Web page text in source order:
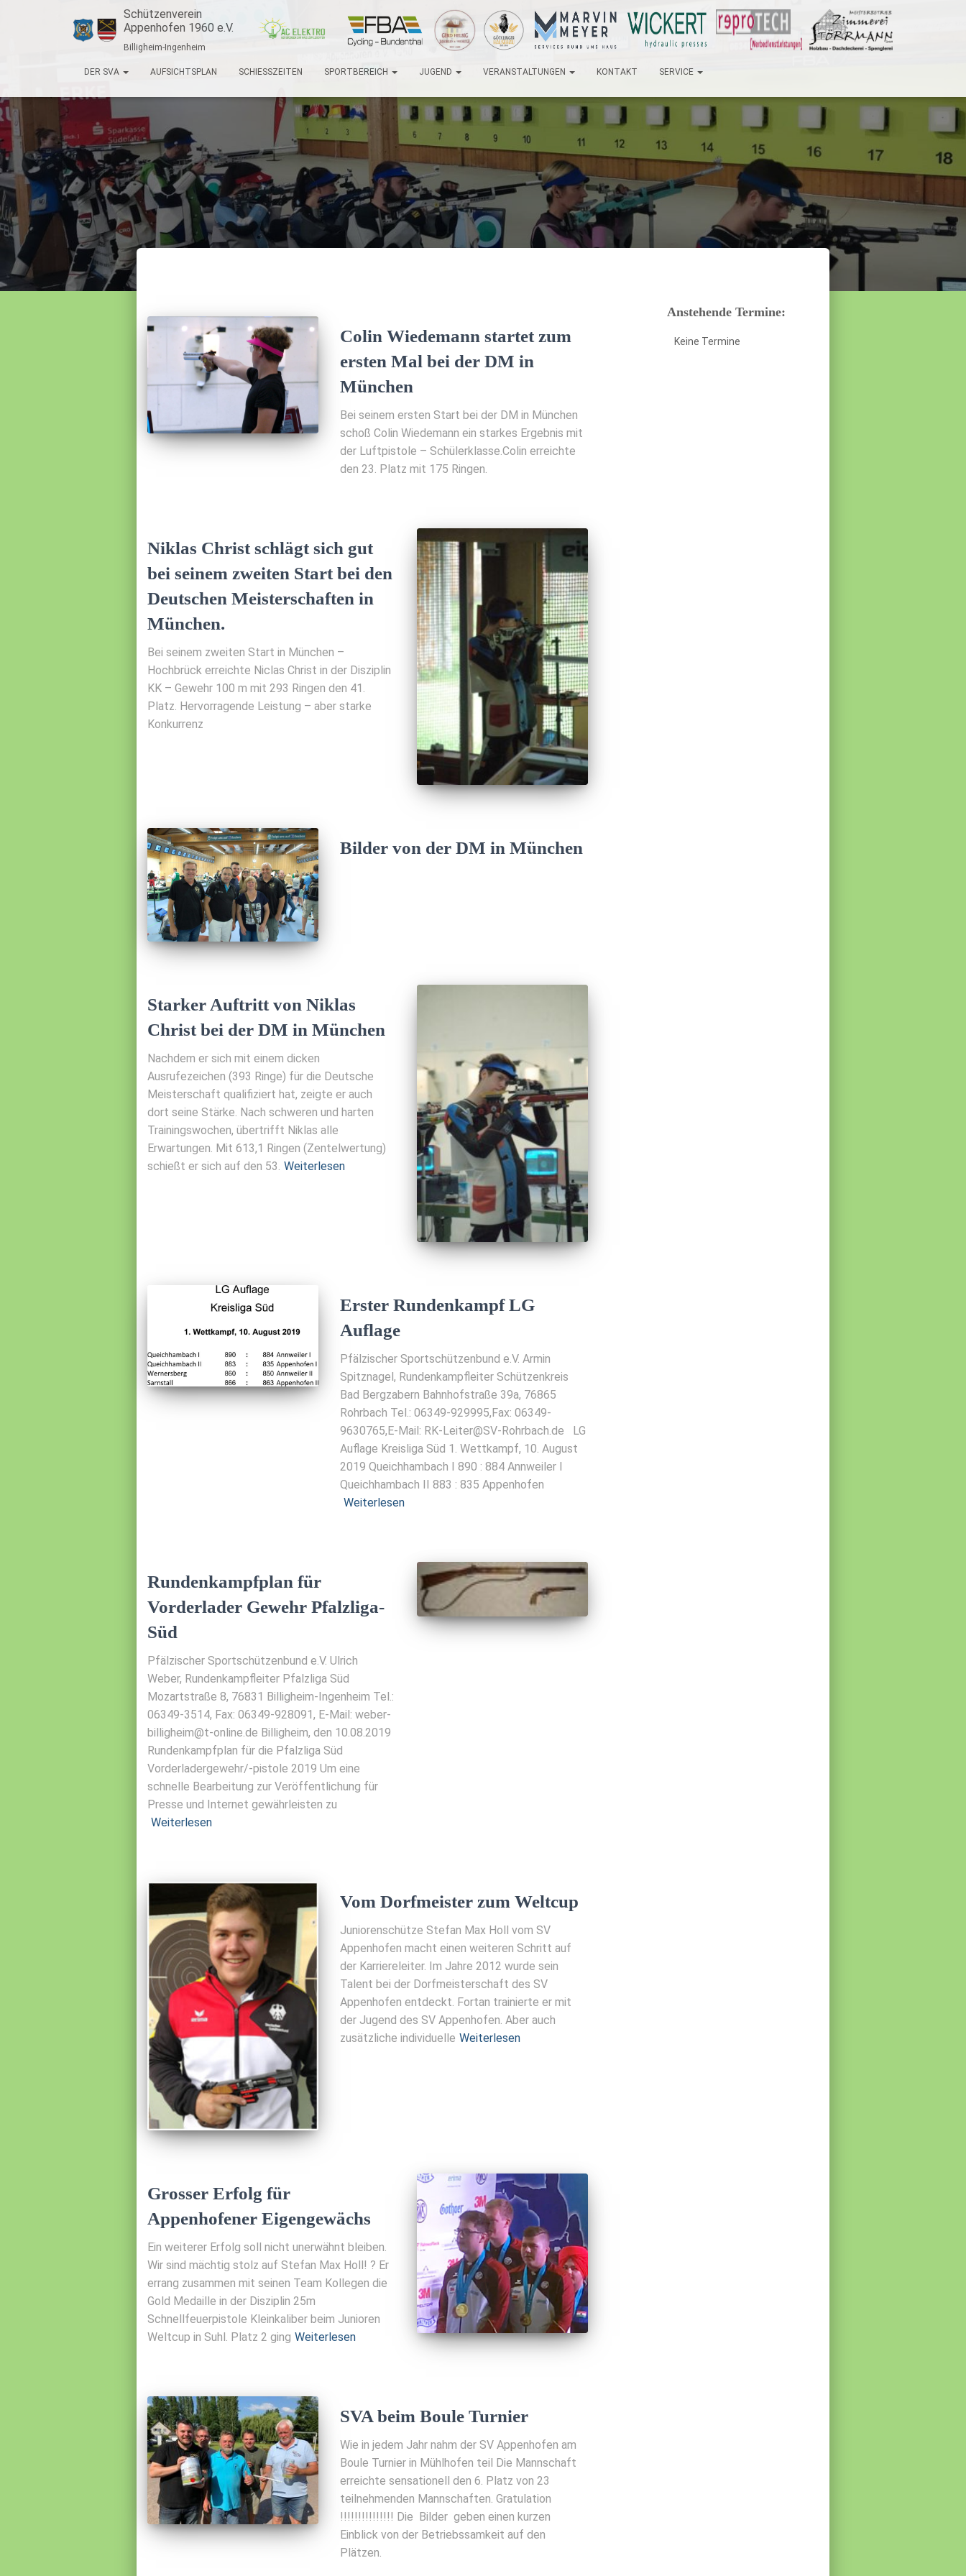
Schützenverein
Appenhofen 1960 e.V.
Billigheim-Ingenheim
DER SVA AUFSICHTSPLAN SCHIESSZEITEN SPORTBEREICH JUGEND VERANSTALTUNGEN KONTAKT SERVICE
Colin Wiedemann startet zum
ersten Mal bei der DM in
München
Bei seinem ersten Start bei der DM in München
schoß Colin Wiedemann ein starkes Ergebnis mit
der Luftpistole – Schülerklasse.Colin erreichte
den 23. Platz mit 175 Ringen.
Niklas Christ schlägt sich gut
bei seinem zweiten Start bei den
Deutschen Meisterschaften in
München.
Bei seinem zweiten Start in München –
Hochbrück erreichte Niclas Christ in der Disziplin
KK – Gewehr 100 m mit 293 Ringen den 41.
Platz. Hervorragende Leistung – aber starke
Konkurrenz
Bilder von der DM in München
Starker Auftritt von Niklas
Christ bei der DM in München
Nachdem er sich mit einem dicken
Ausrufezeichen (393 Ringe) für die Deutsche
Meisterschaft qualifiziert hat, zeigte er auch
dort seine Stärke. Nach schweren und harten
Trainingswochen, übertrifft Niklas alle
Erwartungen. Mit 613,1 Ringen (Zentelwertung)
schießt er sich auf den 53. Weiterlesen
Erster Rundenkampf LG
Auflage
Pfälzischer Sportschützenbund e.V. Armin
Spitznagel, Rundenkampfleiter Schützenkreis
Bad Bergzabern Bahnhofstraße 39a, 76865
Rohrbach Tel.: 06349-929995,Fax: 06349-
9630765,E-Mail: RK-Leiter@SV-Rohrbach.de LG
Auflage Kreisliga Süd 1. Wettkampf, 10. August
2019 Queichhambach I 890 : 884 Annweiler I
Queichhambach II 883 : 835 Appenhofen
Weiterlesen
Rundenkampfplan für
Vorderlader Gewehr Pfalzliga-
Süd
Pfälzischer Sportschützenbund e.V. Ulrich
Weber, Rundenkampfleiter Pfalzliga Süd
Mozartstraße 8, 76831 Billigheim-Ingenheim Tel.:
06349-3514, Fax: 06349-928091, E-Mail: weber-
billigheim@t-online.de Billigheim, den 10.08.2019
Rundenkampfplan für die Pfalzliga Süd
Vorderladergewehr/-pistole 2019 Um eine
schnelle Bearbeitung zur Veröffentlichung für
Presse und Internet gewährleisten zu
Weiterlesen
Vom Dorfmeister zum Weltcup
Juniorenschütze Stefan Max Holl vom SV
Appenhofen macht einen weiteren Schritt auf
der Karriereleiter. Im Jahre 2012 wurde sein
Talent bei der Dorfmeisterschaft des SV
Appenhofen entdeckt. Fortan trainierte er mit
der Jugend des SV Appenhofen. Aber auch
zusätzliche individuelle Weiterlesen
Grosser Erfolg für
Appenhofener Eigengewächs
Ein weiterer Erfolg soll nicht unerwähnt bleiben.
Wir sind mächtig stolz auf Stefan Max Holl! ? Er
errang zusammen mit seinen Team Kollegen die
Gold Medaille in der Disziplin 25m
Schnellfeuerpistole Kleinkaliber beim Junioren
Weltcup in Suhl. Platz 2 ging Weiterlesen
SVA beim Boule Turnier
Wie in jedem Jahr nahm der SV Appenhofen am
Boule Turnier in Mühlhofen teil Die Mannschaft
erreichte sensationell den 6. Platz von 23
teilnehmenden Mannschaften. Gratulation
!!!!!!!!!!!!!!! Die Bilder geben einen kurzen
Einblick von der Betriebssamkeit auf den
Plätzen.
Anstehende Termine:
Keine Termine